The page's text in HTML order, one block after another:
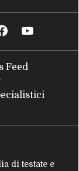
Feed
di testate e